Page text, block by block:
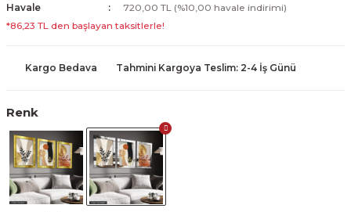
Havale
720,00 TL (%10,00 havale indirimi)
*86,23 TL den başlayan taksitlerle!
Kargo Bedava Tahmini Kargoya Teslim: 2-4 İş Günü
Renk